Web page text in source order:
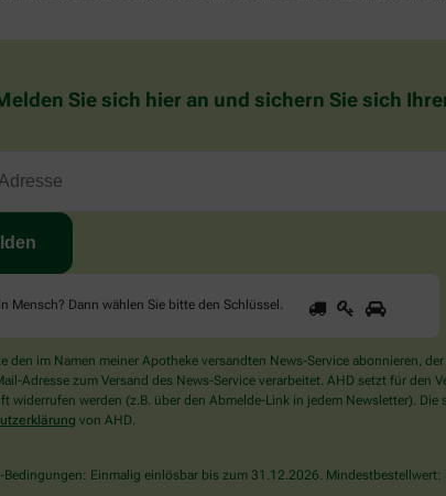
Sie sich hier an und sichern Sie sich
Mensch? Dann wählen Sie bitte den Schlüssel .
Sind
Sie
Mensch?
Dann
wählen
Schlüssel.
1 2
den im Namen meiner Apotheke versandten News-Service abonnieren,
Adresse zum Versand des News-Service verarbeitet. AHD setzt für
widerrufen werden (z.B. über den Abmelde-Link in jedem Newsletter).
von AHD.
Einmalig einlösbar bis zum 31.12.2026.